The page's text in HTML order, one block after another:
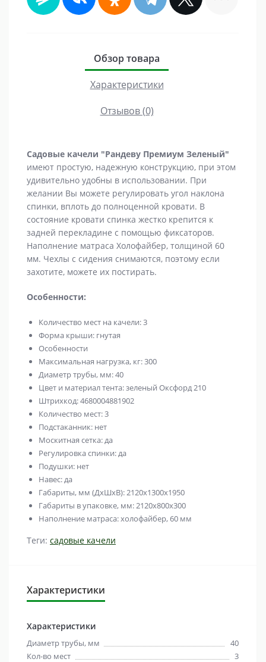
Обзор товара
Характеристики
Отзывов (0)
Садовые качели "Рандеву Премиум Зеленый"
имеют простую, надежную конструкцию, при этом
удивительно удобны в использовании. При
желании Вы можете регулировать угол наклона
спинки, вплоть до полноценной кровати. В
состояние кровати спинка жестко крепится к
задней перекладине с помощью фиксаторов.
Наполнение матраса Холофайбер, толщиной 60
мм. Чехлы с сидения снимаются, поэтому если
захотите, можете их постирать.
Особенности:
Количество мест на качели: 3
Форма крыши: гнутая
Особенности
Максимальная нагрузка, кг: 300
Диаметр трубы, мм: 40
Цвет и материал тента: зеленый Оксфорд 210
Штрихкод: 4680004881902
Количество мест: 3
Подстаканник: нет
Москитная сетка: да
Регулировка спинки: да
Подушки: нет
Навес: да
Габариты, мм (ДхШхВ): 2120х1300х1950
Габариты в упаковке, мм: 2120х800х300
Наполнение матраса: холофайбер, 60 мм
Теги: садовые качели
Характеристики
Характеристики
Диаметр трубы, мм
40
Кол-во мест
3